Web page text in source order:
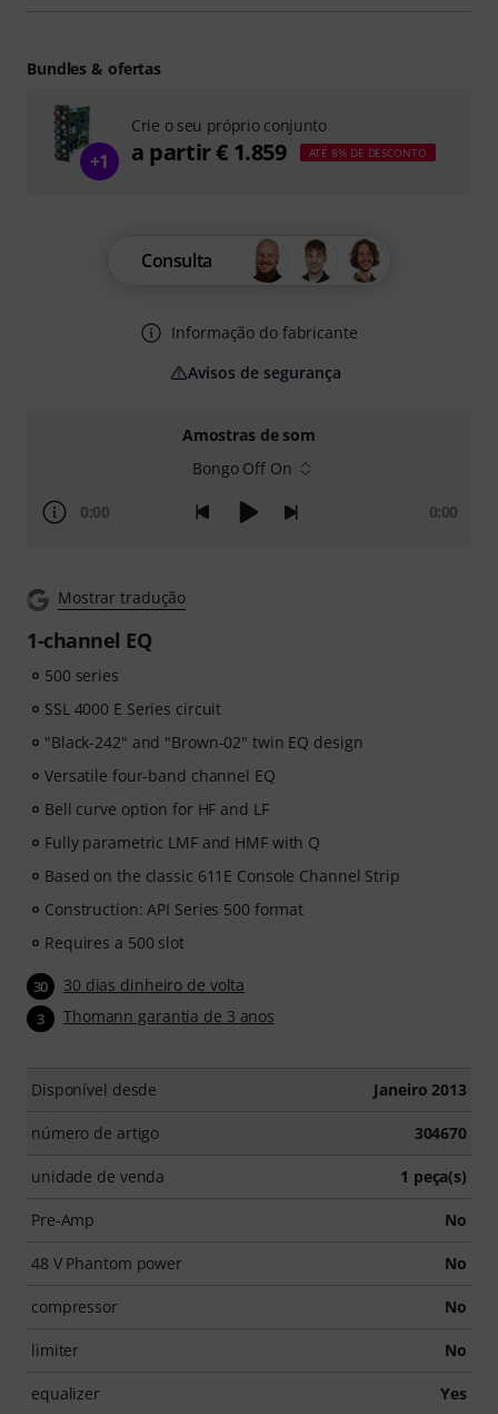
Amostras de som
Bongo Off On
0:00 0:00
Mostrar tradução
1-channel EQ
500 series
SSL 4000 E Series circuit
"Black-242" and "Brown-02" twin EQ design
Versatile four-band channel EQ
Bell curve option for HF and LF
Fully parametric LMF and HMF with Q
Based on the classic 611E Console Channel Strip
Construction: API Series 500 format
Requires a 500 slot
30 30 dias dinheiro de volta
3 Thomann garantia de 3 anos
Disponível desde Janeiro 2013
número de artigo 304670
unidade de venda 1 peça(s)
Pre-Amp No
48 V Phantom power No
compressor No
limiter No
equalizer Yes
Consulta
Informação do fabricante
Avisos de segurança
Bundles & ofertas
+1
Crie o seu próprio conjunto
a partir € 1.859 ATÉ 8% DE DESCONTO